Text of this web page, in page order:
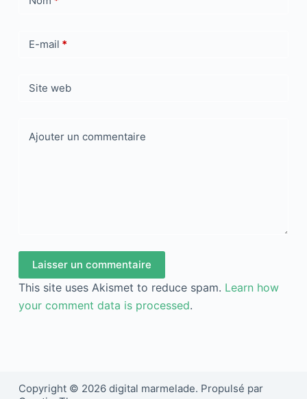
E-mail *
Site web
Ajouter un commentaire
Laisser un commentaire
This site uses Akismet to reduce spam. Learn how
your comment data is processed.
Copyright © 2026 digital marmelade. Propulsé par